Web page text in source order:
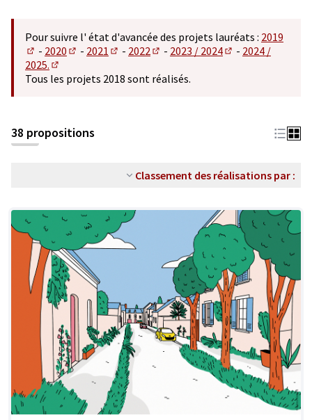
Pour suivre l' état d'avancée des projets lauréats : 2019
(S'ouvre dans un nouvel onglet)
- 2020
(S'ouvre dans un nouvel onglet)
- 2021
(S'ouvre dans un nouvel onglet)
- 2022
(S'ouvre dans un nouvel onglet)
- 2023 / 2024
(S'ouvre dans un
- 2024 /
2025.
(S'ouvre dans un nouvel onglet)
Tous les projets 2018 sont réalisés.
38 propositions
Classement des réalisations par :